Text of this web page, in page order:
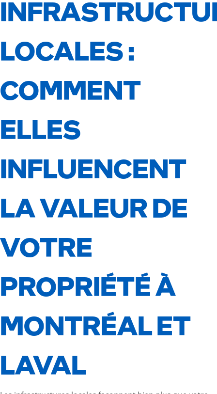
LOCALES :
COMMENT
ELLES
INFLUENCENT
LA VALEUR DE
VOTRE
PROPRIÉTÉ À
MONTRÉAL ET
LAVAL